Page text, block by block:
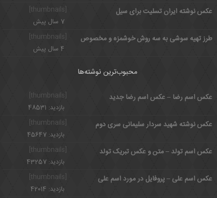
عکس نوشته ایران تسلیت برای سیل
7 سال پیش
طرز تهیه سوشی به سه روش خوشمزه و مخصوص
4 سال پیش
محبوب‌ترین نوشته‌ها
عکس اسم رضا – عکس اسم رضا جدید
بازدید: 48531
[thumbnails]
عکس نوشته شهید سردار سلیمانی سری دوم
بازدید: 45647
عکس اسم تولد – متن و عکس تبریک تولد
بازدید: 43257
عکس اسم علی – پروفایل در مورد اسم علی
بازدید: 42014